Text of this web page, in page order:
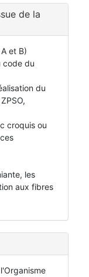
de la
et B)
code du
du
croquis ou
les
aux fibres